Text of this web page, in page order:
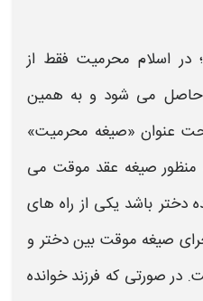
در اسلام محرمیت فقط از
می شود و به همین
عنوان «صیغه محرمیت»
منظور صیغه عقد موقت می
دختر باشد یکی از راه های
صیغه موقت بین دختر و
در صورتی که فرزند خوانده